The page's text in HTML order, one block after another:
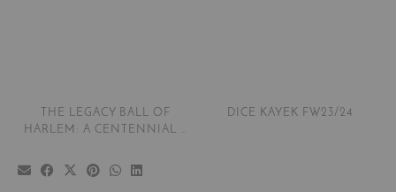
THE LEGACY BALL OF
HARLEM: A CENTENNIAL …
DICE KAYEK FW23/24